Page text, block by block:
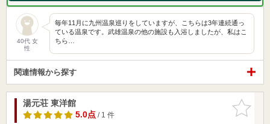
40代 女
性
毎年11月に九州温泉巡りをしていますが、こちらは3年連続通っ
ている温泉です。武雄温泉の他の施設も入浴しましたが、私はこ
ちら…
関連情報から探す
お気に入
りに追加
湯元荘 東洋館
5.0点/ 1 件